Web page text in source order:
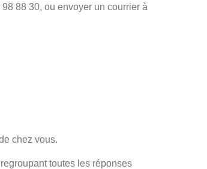
88 30, ou envoyer un courrier à
chez vous.
toutes les réponses